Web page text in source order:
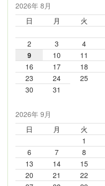
2026年 8月
日
月 火
2
3 4
9
10 11
16
17 18
23
24 25
30
31
2026年 9月
日
月 火
1
6
7 8
13
14 15
20
21 22